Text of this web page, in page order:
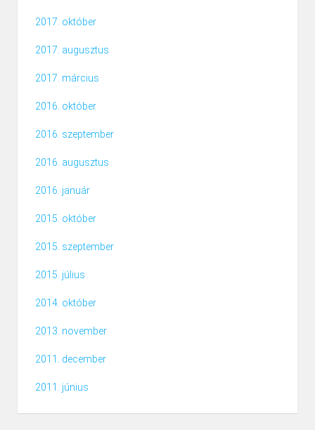
2017. október
2017. augusztus
2017. március
2016. október
2016. szeptember
2016. augusztus
2016. január
2015. október
2015. szeptember
2015. július
2014. október
2013. november
2011. december
2011. június